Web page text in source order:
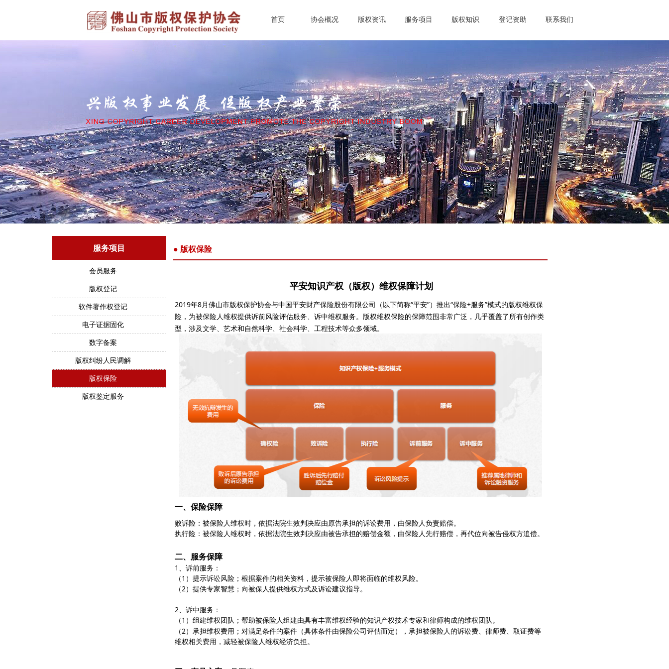
首页 协会概况 版权资讯 服务项目 版权知识 登记资助 联系我们
2019年8月佛山市版权保护协会与中国平安财产保险股份有限公司（以下简称“平安”）推出“保险+服务”模式的版权维权保
险，为被保险人维权提供诉前风险评估服务、诉中维权服务。版权维权保险的保障范围非常广泛，几乎覆盖了所有创作类
型，涉及文学、艺术和自然科学、社会科学、工程技术等众多领域。
（2）承担维权费用；对满足条件的案件（具体条件由保险公司评估而定），承担被保险人的诉讼费、律师费、取证费等
维权相关费用，减轻被保险人维权经济负担。
● 版权保险
执行险：被保险人维权时，依据法院生效判决应由被告承担的赔偿金额，由保险人先行赔偿，再代位向被告侵权方追偿。
（1）组建维权团队；帮助被保险人组建由具有丰富维权经验的知识产权技术专家和律师构成的维权团队。
败诉险：被保险人维权时，依据法院生效判决应由原告承担的诉讼费用，由保险人负责赔偿。
（1）提示诉讼风险；根据案件的相关资料，提示被保险人即将面临的维权风险。
（2）提供专家智慧；向被保人提供维权方式及诉讼建议指导。
平安知识产权（版权）维权保障计划
一、保险保障
二、服务保障
1、诉前服务：
2、诉中服务：
服务项目
会员服务
版权登记
软件著作权登记
电子证据固化
数字备案
版权纠纷人民调解
版权保险
版权鉴定服务